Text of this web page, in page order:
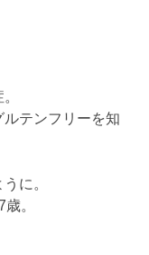
テンフリーを知
に。
。